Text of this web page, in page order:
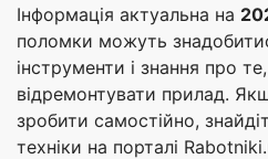
Інформація актуальна на
поломки можуть
інструменти і знання про
відремонтувати прилад.
зробити самостійно,
техніки на порталі